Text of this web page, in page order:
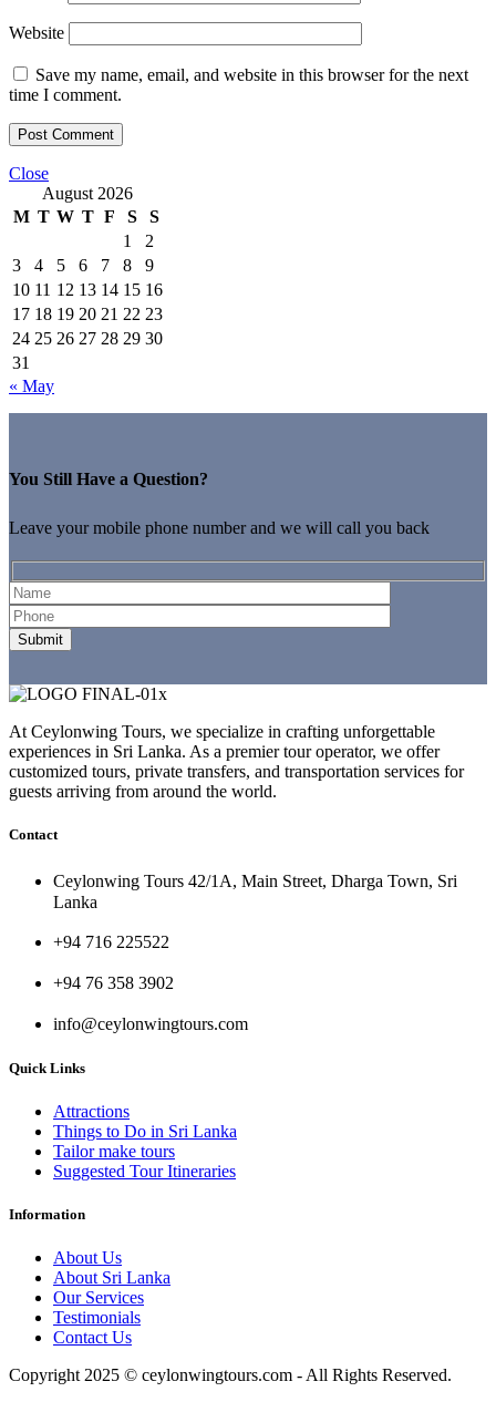
Website
Save my name, email, and website in this browser for the next
time I comment.
Close
August 2026
M T W T F S
S
1
2
3
4 5 6 7 8
9
10 11 12 13 14 15 16
17 18 19 20 21 22 23
24 25 26 27 28 29 30
31
« May
You Still Have a Question?
Leave your mobile phone number and we will call you back
At Ceylonwing Tours, we specialize in crafting unforgettable
experiences in Sri Lanka. As a premier tour operator, we offer
customized tours, private transfers, and transportation services for
guests arriving from around the world.
Contact
Ceylonwing Tours 42/1A, Main Street, Dharga Town, Sri
Lanka
+94 716 225522
+94 76 358 3902
info@ceylonwingtours.com
Quick Links
Attractions
Things to Do in Sri Lanka
Tailor make tours
Suggested Tour Itineraries
Information
About Us
About Sri Lanka
Our Services
Testimonials
Contact Us
Copyright 2025 © ceylonwingtours.com - All Rights Reserved.